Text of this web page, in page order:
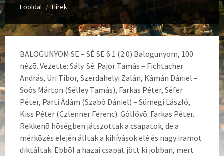
Főoldal / Hírek
BALOGUNYOM SE – SÉ SE 6:1 (2:0) Balogunyom, 100
nézõ. Vezette: Sály. Sé: Pajor Tamás – Fichtacher
András, Uri Tibor, Szerdahelyi Zalán, Kámán Dániel –
Soós Márton (Sélley Tamás), Farkas Péter, Séfer
Péter, Parti Ádám (Szabó Dániel) – Sümegi László,
Kiss Péter (Czlenner Ferenc). Góllövõ: Farkas Péter.
Rekkenõ hõségben játszottak a csapatok, de a
mérkõzés elején álltak a kihívások elé és nagy iramot
diktáltak. Ebbõl a hazai csapat jött ki jobban, mert